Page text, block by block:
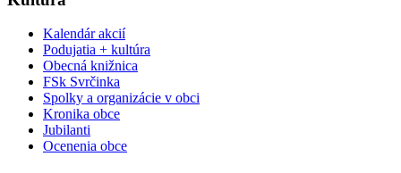
Kalendár akcií
Podujatia + kultúra
Obecná knižnica
FSk Svrčinka
Spolky a organizácie v obci
Kronika obce
Jubilanti
Ocenenia obce